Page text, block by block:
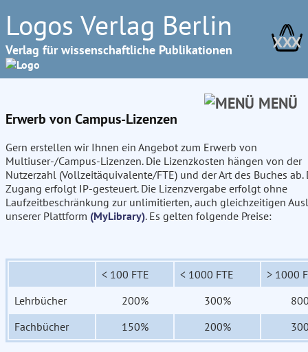
Logos Verlag Berlin
Verlag für wissenschaftliche Publikationen XXX
MENÜ
Erwerb von Campus-Lizenzen
Gern erstellen wir Ihnen ein Angebot zum Erwerb von
Multiuser-/Campus-Lizenzen. Die Lizenzkosten hängen von der
Nutzerzahl (Vollzeitäquivalente/FTE) und der Art des Buches ab.
Zugang erfolgt IP-gesteuert. Die Lizenzvergabe erfolgt ohne
Laufzeitbeschränkung zur unlimitierten, auch gleichzeitigen
unserer Plattform (MyLibrary). Es gelten folgende Preise:
< 100 FTE < 1000 FTE
> 1000
Lehrbücher
200% 300%
Fachbücher
150% 200%